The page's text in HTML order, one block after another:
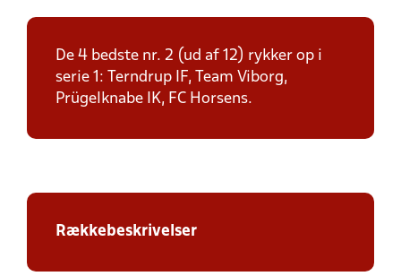
De 4 bedste nr. 2 (ud af 12) rykker op i
serie 1: Terndrup IF, Team Viborg,
Prügelknabe IK, FC Horsens.
Rækkebeskrivelser